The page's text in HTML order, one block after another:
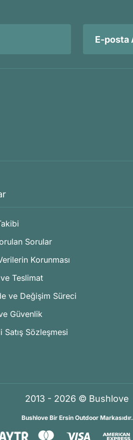
Sorular
Korunması
Teslimat
ve Değişim Süreci
Güvenlik
Satış Sözleşmesi
2013 - 2026 © Bushlove
Bushlove Bir Ersin Outdoor Markasıdır.